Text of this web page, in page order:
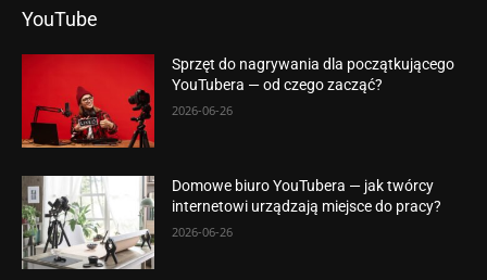
YouTube
Sprzęt do nagrywania dla początkującego
YouTubera — od czego zacząć?
2026-06-26
Domowe biuro YouTubera — jak twórcy
internetowi urządzają miejsce do pracy?
2026-06-26